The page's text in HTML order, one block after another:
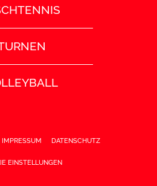
IMPRESSUM DATENSCHUTZ
EINSTELLUNGEN